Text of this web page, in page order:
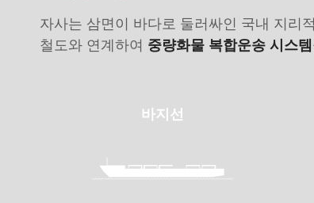
자사는 삼면이 바다로 둘러싸인 국내 지리
철도와 연계하여 중량화물 복합운송 시스템
바지선